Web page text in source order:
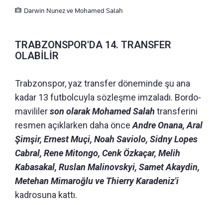
Darwin Nunez ve Mohamed Salah
TRABZONSPOR'DA 14. TRANSFER
OLABİLİR
Trabzonspor, yaz transfer döneminde şu ana
kadar 13 futbolcuyla sözleşme imzaladı. Bordo-
mavililerson olarak Mohamed Salah transferini
resmen açıklarken daha önceAndre Onana, Aral
Şimşir, Ernest Muçi, Noah Saviolo, Sidny Lopes
Cabral, Rene Mitongo, Cenk Özkaçar, Melih
Kabasakal, Ruslan Malinovskyi, Samet Akaydin,
Metehan Mimaroğlu ve Thierry Karadeniz'i
kadrosuna kattı.